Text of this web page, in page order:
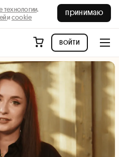
технологии,
и cookie
принимаю
войти